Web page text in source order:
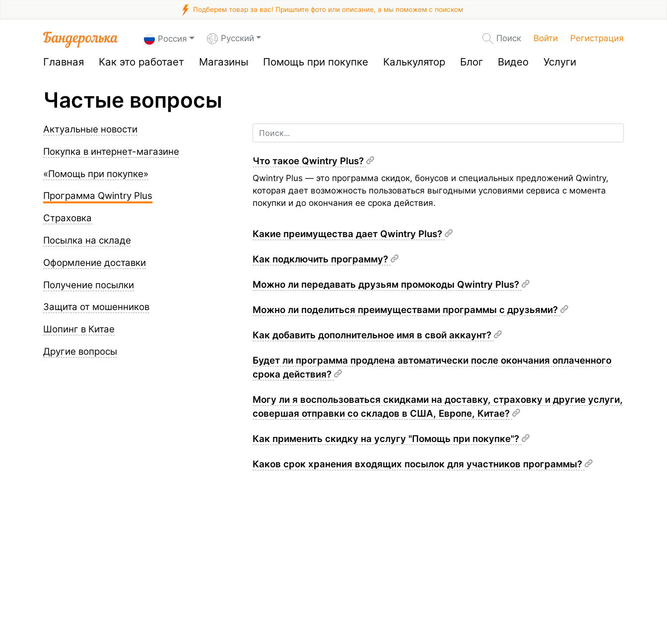
Подберем товар за вас! Пришлите фото или описание, а мы поможем с поиском
Россия Русский Поиск Войти Регистрация
Главная Как это работает Магазины Помощь при покупке Калькулятор Блог Видео Услуги
Частые вопросы
Актуальные новости
Покупка в интернет-магазине
«Помощь при покупке»
Программа Qwintry Plus
Страховка
Посылка на складе
Оформление доставки
Получение посылки
Защита от мошенников
Шопинг в Китае
Другие вопросы
Что такое Qwintry Plus?
Qwintry Plus — это программа скидок, бонусов и специальных предложений Qwintry,
которая дает возможность пользоваться выгодными условиями сервиса с момента
покупки и до окончания ее срока действия.
Какие преимущества дает Qwintry Plus?
Как подключить программу?
Можно ли передавать друзьям промокоды Qwintry Plus?
Можно ли поделиться преимуществами программы с друзьями?
Как добавить дополнительное имя в свой аккаунт?
Будет ли программа продлена автоматически после окончания оплаченного
срока действия?
Могу ли я воспользоваться скидками на доставку, страховку и другие услуги,
совершая отправки со складов в США, Европе, Китае?
Как применить скидку на услугу "Помощь при покупке"?
Каков срок хранения входящих посылок для участников программы?